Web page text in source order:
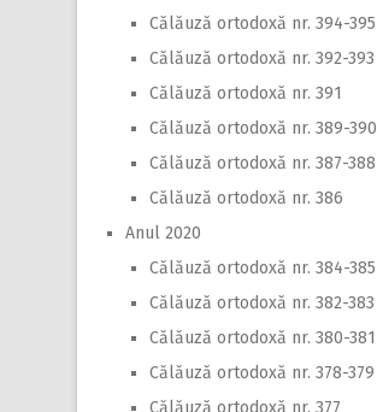
Călăuză ortodoxă nr. 394-395
Călăuză ortodoxă nr. 392-393
Călăuză ortodoxă nr. 391
Călăuză ortodoxă nr. 389-390
Călăuză ortodoxă nr. 387-388
Călăuză ortodoxă nr. 386
Anul 2020
Călăuză ortodoxă nr. 384-385
Călăuză ortodoxă nr. 382-383
Călăuză ortodoxă nr. 380-381
Călăuză ortodoxă nr. 378-379
Călăuză ortodoxă nr. 377